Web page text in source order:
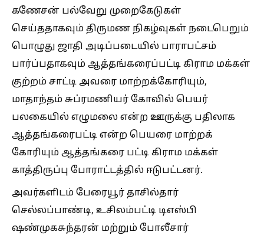
கணேசன் பல்வேறு முறைகேடுகள்
செய்ததாகவும் திருமண நிகழ்வுகள் நடைபெறும்
பொழுது ஜாதி அடிப்படையில் பாராபட்சம்
பார்ப்பதாகவும் ஆத்தங்கரைப்பட்டி கிராம மக்கள்
குற்றம் சாட்டி அவரை மாற்றக்கோரியும்,
மாதாந்தம் சுப்ரமணியர் கோவில் பெயர்
பலகையில் எழுமலை என்ற ஊருக்கு பதிலாக
ஆத்தங்கரைபட்டி என்ற பெயரை மாற்றக்
கோரியும் ஆத்தங்கரை பட்டி கிராம மக்கள்
காத்திருப்பு போராட்டத்தில் ஈடுபட்டனர்.
அவர்களிடம் பேரையூர் தாசில்தார்
செல்லப்பாண்டி, உசிலம்பட்டி டிஎஸ்பி
ஷண்முகசுந்தரன் மற்றும் போலீசார்